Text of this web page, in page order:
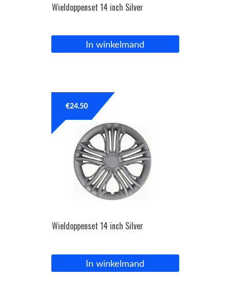
Wieldoppenset 14 inch Silver
In winkelmand
Wieldoppenset 14 inch Silver
€24.50
In winkelmand